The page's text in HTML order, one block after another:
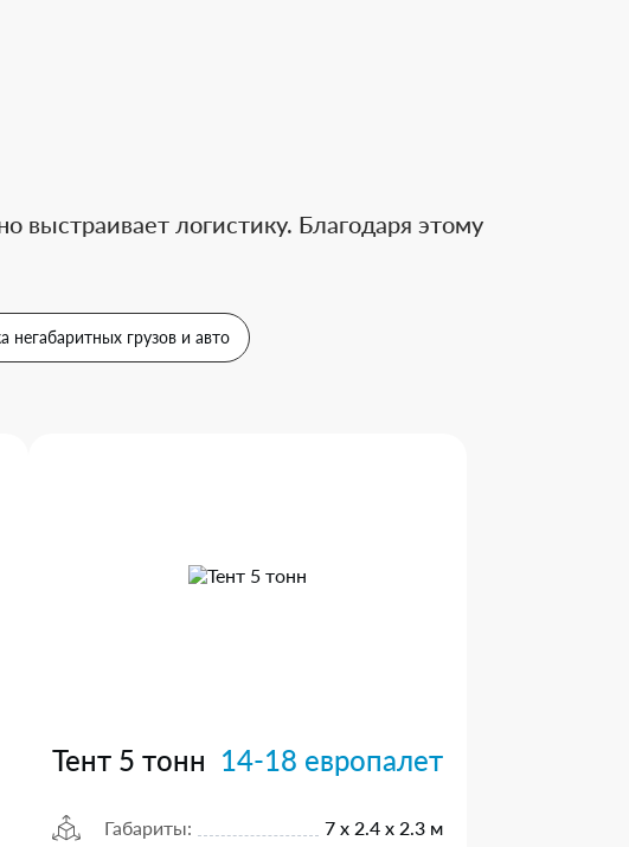
логистику. Благодаря этому
негабаритных грузов и авто
Тент 5 тонн 14-18 европалет
Габариты: 7 х 2.4 х 2.3 м